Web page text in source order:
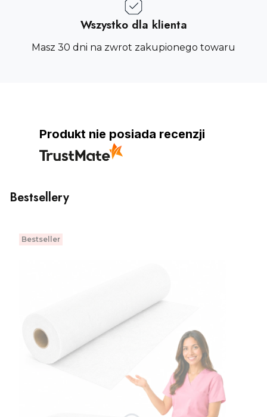
Wszystko dla klienta
Masz 30 dni na zwrot zakupionego towaru
Produkt nie posiada recenzji
Bestsellery
Bestseller